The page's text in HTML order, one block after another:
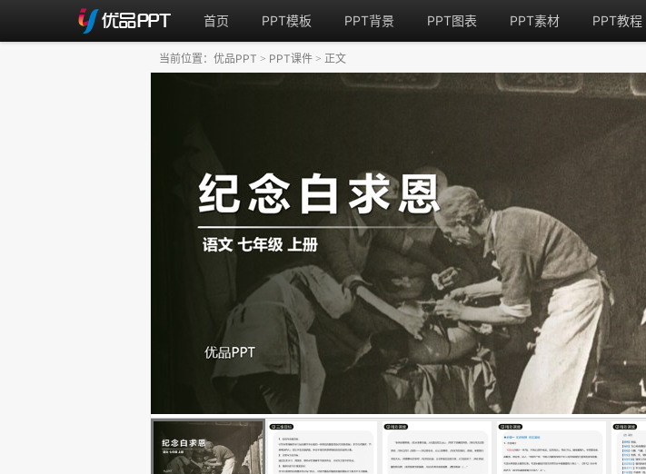
首页 PPT模板 PPT背景 PPT图表 PPT素材 PPT教程
当前位置： 优品PPT > PPT课件 > 正文